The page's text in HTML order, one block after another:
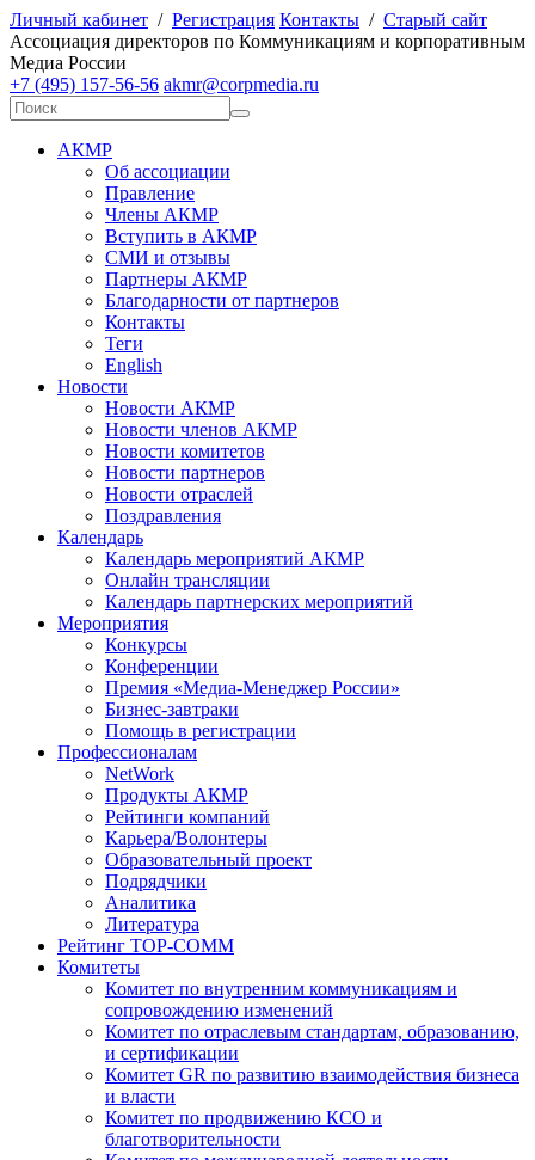
Личный кабинет / Регистрация Контакты / Старый сайт
Ассоциация директоров по Коммуникациям и корпоративным
Медиа России
+7 (495) 157-56-56 akmr@corpmedia.ru
АКМР
Об ассоциации
Правление
Члены АКМР
Вступить в АКМР
СМИ и отзывы
Партнеры АКМР
Благодарности от партнеров
Контакты
Теги
English
Новости
Новости АКМР
Новости членов АКМР
Новости комитетов
Новости партнеров
Новости отраслей
Поздравления
Календарь
Календарь мероприятий АКМР
Онлайн трансляции
Календарь партнерских мероприятий
Мероприятия
Конкурсы
Конференции
Премия «Медиа-Менеджер России»
Бизнес-завтраки
Помощь в регистрации
Профессионалам
NetWork
Продукты АКМР
Рейтинги компаний
Карьера/Волонтеры
Образовательный проект
Подрядчики
Аналитика
Литература
Рейтинг TOP-COMM
Комитеты
Комитет по внутренним коммуникациям и
сопровождению изменений
Комитет по отраслевым стандартам, образованию,
и сертификации
Комитет GR по развитию взаимодействия бизнеса
и власти
Комитет по продвижению КСО и
благотворительности